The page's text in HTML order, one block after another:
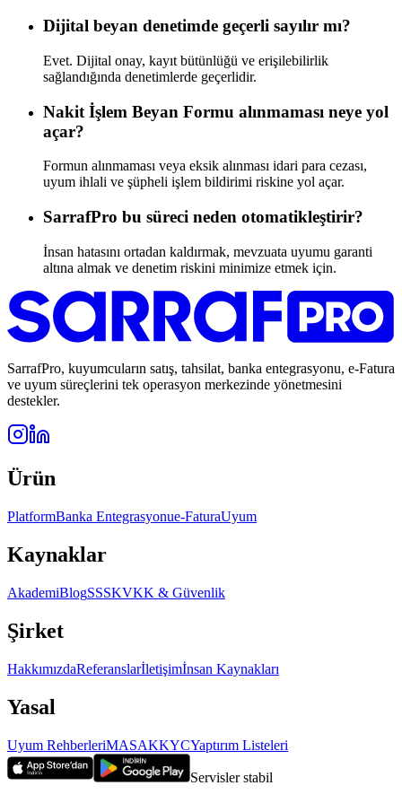
Dijital beyan denetimde geçerli sayılır mı?
Evet. Dijital onay, kayıt bütünlüğü ve erişilebilirlik
sağlandığında denetimlerde geçerlidir.
Nakit İşlem Beyan Formu alınmaması neye yol
açar?
Formun alınmaması veya eksik alınması idari para cezası,
uyum ihlali ve şüpheli işlem bildirimi riskine yol açar.
SarrafPro bu süreci neden otomatikleştirir?
İnsan hatasını ortadan kaldırmak, mevzuata uyumu garanti
altına almak ve denetim riskini minimize etmek için.
SarrafPro, kuyumcuların satış, tahsilat, banka entegrasyonu, e-Fatura
ve uyum süreçlerini tek operasyon merkezinde yönetmesini
destekler.
Ürün
PlatformBanka Entegrasyonue-FaturaUyum
Kaynaklar
AkademiBlogSSSKVKK & Güvenlik
Şirket
HakkımızdaReferanslarİletişimİnsan Kaynakları
Yasal
Uyum RehberleriMASAKKYCYaptırım Listeleri
Servisler stabil